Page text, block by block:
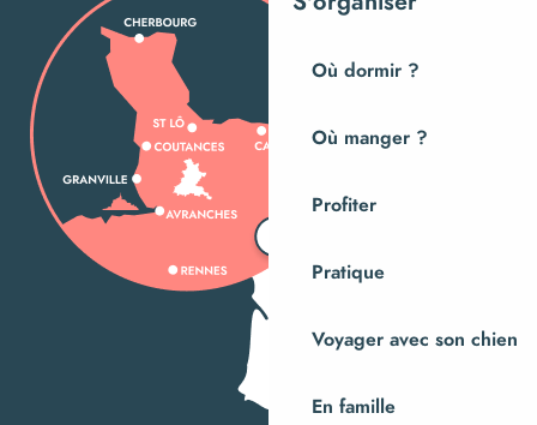
Où dormir ?
Où manger ?
Profiter
Pratique
Voyager avec son chien
En famille